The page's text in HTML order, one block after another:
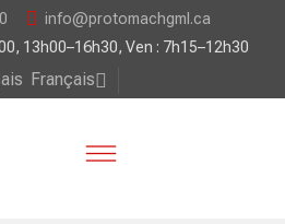
info@protomachgml.ca
13h00–16h30, Ven : 7h15–12h30
Français